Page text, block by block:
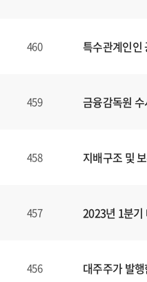
460 특수관계인인
459 금융감독원
458 지배구조 및
457 2023년 1분기
456 대주주가 발